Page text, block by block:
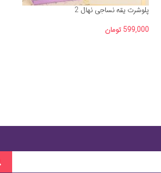
پلوشرت یقه نساجی نهال 2
599,000 تومان